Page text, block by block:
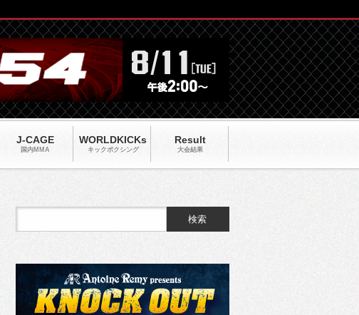
J-CAGE
国内MMA
WORLDKICKs
キックポクシング
Result
大会結果